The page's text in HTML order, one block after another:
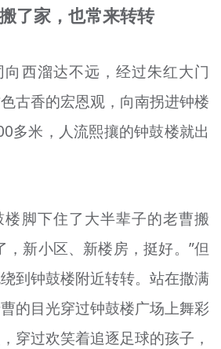
了家，也常来转转
西溜达不远，经过朱红大门
古香的宏恩观，向南拐进钟楼
多米，人流熙攘的钟鼓楼就出
楼脚下住了大半辈子的老曹搬
，新小区、新楼房，挺好。”但
到钟鼓楼附近转转。站在撒满
的目光穿过钟鼓楼广场上舞彩
穿过欢笑着追逐足球的孩子，